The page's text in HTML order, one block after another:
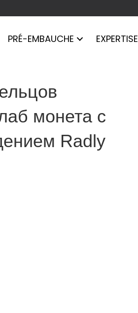
PRÉ-EMBAUCHE EXPERTISE
монета с
Radly